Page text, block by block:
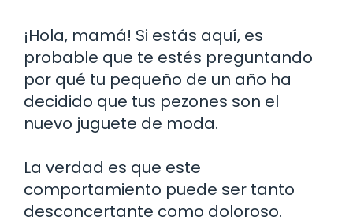
¡Hola, mamá! Si estás aquí, es
probable que te estés preguntando
por qué tu pequeño de un año ha
decidido que tus pezones son el
nuevo juguete de moda.
La verdad es que este
comportamiento puede ser tanto
desconcertante como doloroso.